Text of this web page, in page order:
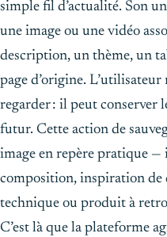
simple fil d’actualité. Son
une image ou une vidéo
description, un thème, un
page d’origine. L’utilisateur
regarder : il peut conserver
futur. Cette action de
image en repère pratique —
composition, inspiration de
technique ou produit à
C’est là que la plateforme